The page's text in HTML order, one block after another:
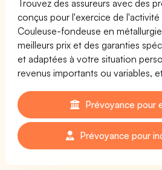
Trouvez des assureurs avec des
conçus pour l'exercice de
Couleuse-fondeuse en
meilleurs prix et des garanties
et adaptées à votre situation
revenus importants ou variables,
Prévoyance pour
Prévoyance pour